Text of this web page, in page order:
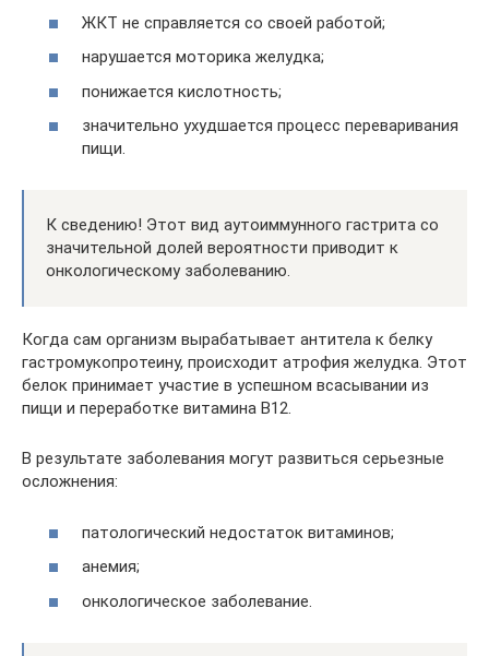
ЖКТ не справляется со своей работой;
нарушается моторика желудка;
понижается кислотность;
значительно ухудшается процесс переваривания
пищи.
К сведению! Этот вид аутоиммунного гастрита со
значительной долей вероятности приводит к
онкологическому заболеванию.
Когда сам организм вырабатывает антитела к белку
гастромукопротеину, происходит атрофия желудка. Этот
белок принимает участие в успешном всасывании из
пищи и переработке витамина В12.
В результате заболевания могут развиться серьезные
осложнения:
патологический недостаток витаминов;
анемия;
онкологическое заболевание.